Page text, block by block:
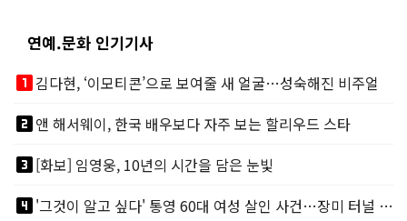
연예.문화 인기기사
looks_one김다현, ‘이모티콘’으로 보여줄 새 얼굴…성숙해진 비주얼
looks_two앤 해서웨이, 한국 배우보다 자주 보는 할리우드 스타
looks_3[화보] 임영웅, 10년의 시간을 담은 눈빛
looks_4
'그것이 알고 싶다' 통영 60대 여성 살인 사건…장미 터널 아래 킬러, 누구냐 넌?